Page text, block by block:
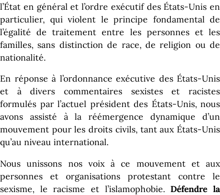
l’État en général et l’ordre exécutif des États-Unis en
particulier, qui violent le principe fondamental de
l’égalité de traitement entre les personnes et les
familles, sans distinction de race, de religion ou de
nationalité.
En réponse à l’ordonnance exécutive des États-Unis
et à divers commentaires sexistes et racistes
formulés par l’actuel président des États-Unis, nous
avons assisté à la réémergence dynamique d’un
mouvement pour les droits civils, tant aux États-Unis
qu’au niveau international.
Nous unissons nos voix à ce mouvement et aux
personnes et organisations protestant contre le
sexisme, le racisme et l’islamophobie. Défendre la